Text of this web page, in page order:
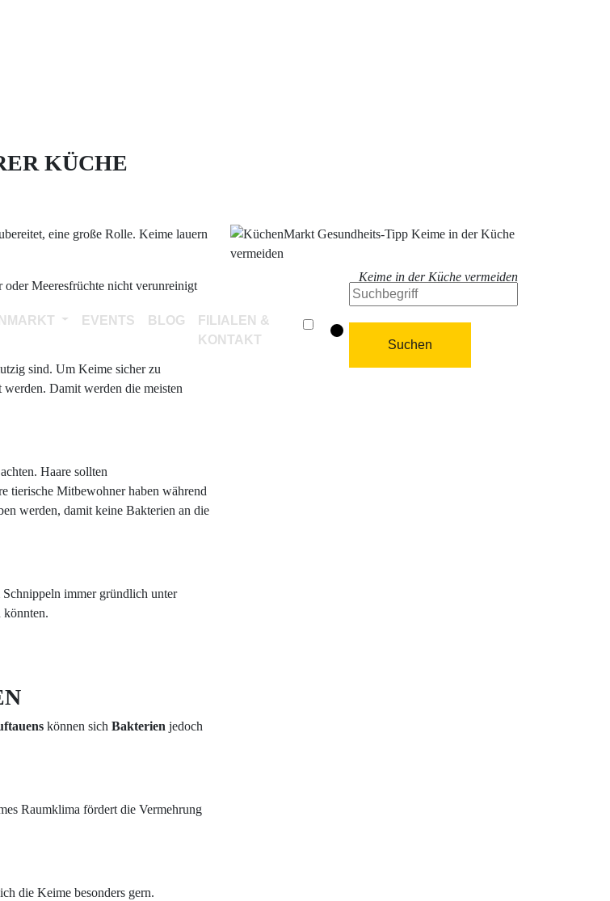
EVENTS BLOG
FILIALEN &
KONTAKT
Suchen
KÜCHE
eine große Rolle. Keime lauern
Meeresfrüchte nicht verunreinigt
sind. Um Keime sicher zu
Damit werden die meisten
Haare sollten
tierische Mitbewohner haben während
werden, damit keine Bakterien an die
immer gründlich unter
könnten.
können sich Bakterien jedoch
Raumklima fördert die Vermehrung
die Keime besonders gern.
Keime in der Küche vermeiden